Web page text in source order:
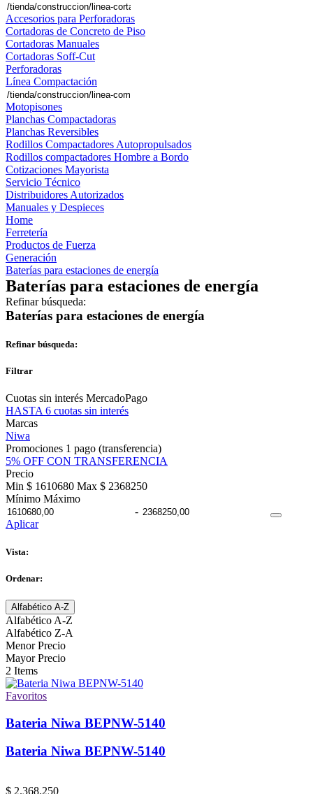
Accesorios para Perforadoras
Cortadoras de Concreto de Piso
Cortadoras Manuales
Cortadoras Soff-Cut
Perforadoras
Línea Compactación
Motopisones
Planchas Compactadoras
Planchas Reversibles
Rodillos Compactadores Autopropulsados
Rodillos compactadores Hombre a Bordo
Cotizaciones Mayorista
Servicio Técnico
Distribuidores Autorizados
Manuales y Despieces
Home
Ferretería
Productos de Fuerza
Generación
Baterías para estaciones de energía
Baterías para estaciones de energía
Refinar búsqueda:
Baterías para estaciones de energía
Refinar búsqueda:
Filtrar
Cuotas sin interés MercadoPago
HASTA 6 cuotas sin interés
Marcas
Niwa
Promociones 1 pago (transferencia)
5% OFF CON TRANSFERENCIA
Precio
Min $ 1610680 Max $ 2368250
Mínimo Máximo
-
Aplicar
Vista:
Ordenar:
Alfabético A-Z
Alfabético A-Z
Alfabético Z-A
Menor Precio
Mayor Precio
2 Items
Favoritos
Bateria Niwa BEPNW-5140
Bateria Niwa BEPNW-5140
$ 2.368.250